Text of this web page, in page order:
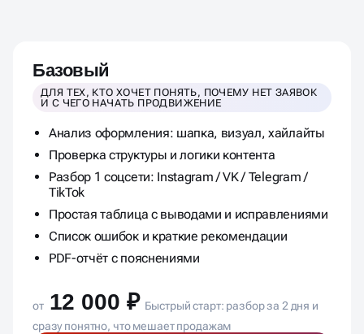
Базовый
ДЛЯ ТЕХ, КТО ХОЧЕТ ПОНЯТЬ, ПОЧЕМУ НЕТ ЗАЯВОК
И С ЧЕГО НАЧАТЬ ПРОДВИЖЕНИЕ
Анализ оформления: шапка, визуал, хайлайты
Проверка структуры и логики контента
Разбор 1 соцсети: Instagram / VK / Telegram /
TikTok
Простая таблица с выводами и исправлениями
Список ошибок и краткие рекомендации
PDF-отчёт с пояснениями
от 12 000 ₽ Быстрый старт: разбор за 2 дня и
сразу понятно, что мешает продажам